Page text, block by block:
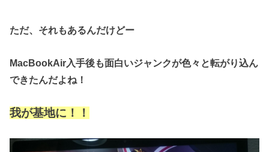
ただ、それもあるんだけどー
MacBookAir入手後も面白いジャンクが色々と転がり込ん
できたんだよね！
我が基地に！！